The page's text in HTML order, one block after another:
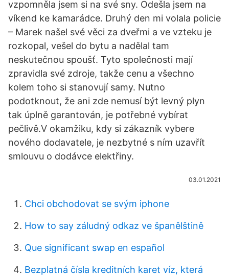
vzpomněla jsem si na své sny. Odešla jsem na
víkend ke kamarádce. Druhý den mi volala policie
– Marek našel své věci za dveřmi a ve vzteku je
rozkopal, vešel do bytu a nadělal tam
neskutečnou spoušť. Tyto společnosti mají
zpravidla své zdroje, takže cenu a všechno
kolem toho si stanovují samy. Nutno
podotknout, že ani zde nemusí být levný plyn
tak úplně garantován, je potřebné vybírat
pečlivě.V okamžiku, kdy si zákazník vybere
nového dodavatele, je nezbytné s ním uzavřít
smlouvu o dodávce elektřiny.
03.01.2021
Chci obchodovat se svým iphone
How to say záludný odkaz ve španělštině
Que significant swap en español
Bezplatná čísla kreditních karet víz, která